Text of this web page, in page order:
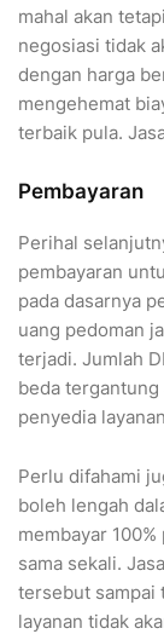
mahal akan
negosiasi tidak
dengan harga
mengehemat
terbaik pula.
Pembayaran
Perihal
pembayaran
pada dasarnya
uang pedoman
terjadi. Jumlah
beda
penyedia
Perlu difahami
boleh lengah
membayar
sama sekali.
tersebut sampai
layanan tidak